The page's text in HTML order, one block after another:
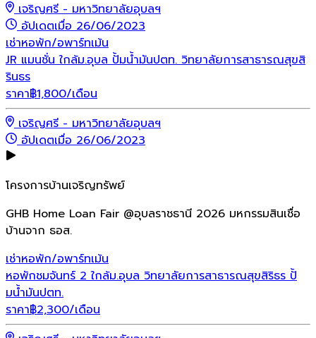
เจริญศรี - มหาวิทยาลัยอุบลฯ
อัปเดตเมื่อ 26/06/2023
เช่าหอพัก/อพาร์ทเม้น
JR แมนชั่น ใกล้ม.อุบล ปั้มน้ำมันปตท. วิทยาลัยการสาธารณสุขสิ
รินธร
ราคา฿1,800/เดือน
เจริญศรี - มหาวิทยาลัยอุบลฯ
อัปเดตเมื่อ 26/06/2023
โครงการบ้านเจริญทรัพย์
GHB Home Loan Fair @อุบลราชธานี 2026 มหกรรมสินเชื่อ
บ้านจาก ธอส.
เช่าหอพัก/อพาร์ทเม้น
หอพักชมจันทร์ 2 ใกล้ม.อุบล วิทยาลัยการสาธารณสุขสิริธร ปั้
มน้ำมันปตท.
ราคา฿2,300/เดือน